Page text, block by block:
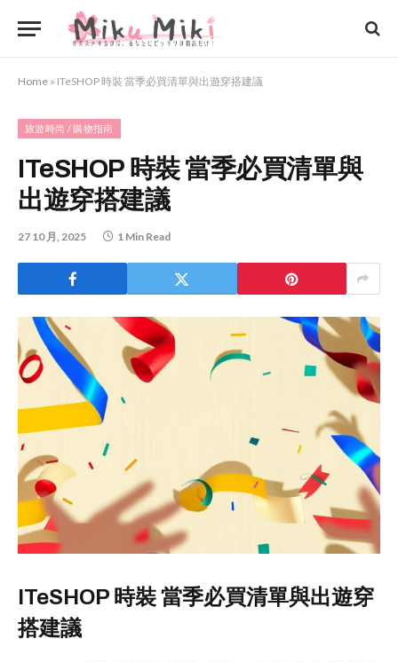
Home » ITeSHOP 時裝 當季必買清單與出遊穿搭建議
旅遊時尚 / 購物指南
ITeSHOP 時裝 當季必買清單與
出遊穿搭建議
27 10 月, 2025 1 Min Read
ITeSHOP 時裝 當季必買清單與出遊穿
搭建議